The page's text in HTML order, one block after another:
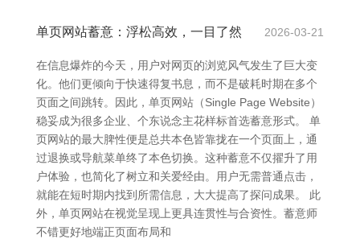
单页网站蓄意：浮松高效，一目了然 2026-03-21
在信息爆炸的今天，用户对网页的浏览风气发生了巨大变
化。他们更倾向于快速得复书息，而不是破耗时期在多个
页面之间跳转。因此，单页网站（Single Page Website）
稳妥成为很多企业、个东说念主花样标首选蓄意形式。 单
页网站的最大脾性便是总共本色皆靠拢在一个页面上，通
过退换或导航菜单终了本色切换。这种蓄意不仅擢升了用
户体验，也简化了树立和关爱经由。用户无需普通点击，
就能在短时期内找到所需信息，大大提高了探问成果。 此
外，单页网站在视觉呈现上更具连贯性与合资性。蓄意师
不错更好地端正页面布局和